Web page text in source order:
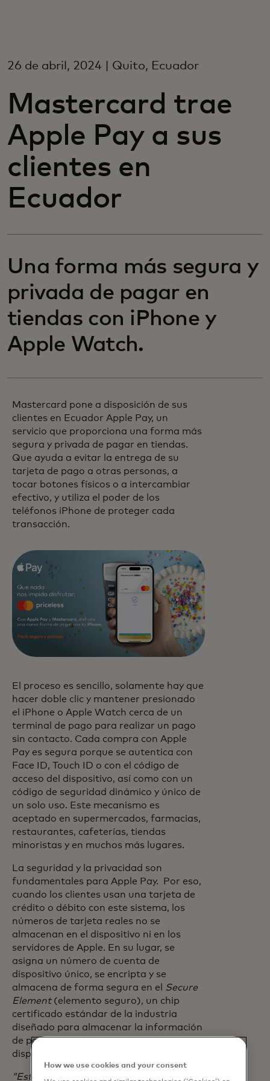
For business
For the world
For innovators
News and trends
26 de abril, 2024 | Quito, Ecuador
Mastercard trae
Apple Pay a sus
clientes en
Ecuador
Una forma más segura y
privada de pagar en
tiendas con iPhone y
Apple Watch.
Mastercard pone a disposición de sus
clientes en Ecuador Apple Pay, un
servicio que proporciona una forma más
segura y privada de pagar en tiendas.
Que ayuda a evitar la entrega de su
tarjeta de pago a otras personas, a
tocar botones físicos o a intercambiar
efectivo, y utiliza el poder de los
teléfonos iPhone de proteger cada
transacción.
El proceso es sencillo, solamente hay que
hacer doble clic y mantener presionado
el iPhone o Apple Watch cerca de un
terminal de pago para realizar un pago
sin contacto. Cada compra con Apple
Pay es segura porque se autentica con
Face ID, Touch ID o con el código de
acceso del dispositivo, así como con un
código de seguridad dinámico y único de
un solo uso. Este mecanismo es
aceptado en supermercados, farmacias,
restaurantes, cafeterías, tiendas
minoristas y en muchos más lugares.
La seguridad y la privacidad son
fundamentales para Apple Pay. Por eso,
cuando los clientes usan una tarjeta de
crédito o débito con este sistema, los
números de tarjeta reales no se
almacenan en el dispositivo ni en los
servidores de Apple. En su lugar, se
asigna un número de cuenta de
dispositivo único, se encripta y se
almacena de forma segura en el Secure
Element(elemento seguro), un chip
certificado estándar de la industria
diseñado para almacenar la información
de pago de manera segura en el
dispositivo.
“Estamos muy contentos de llevar Apple
How we use cookies and your consent